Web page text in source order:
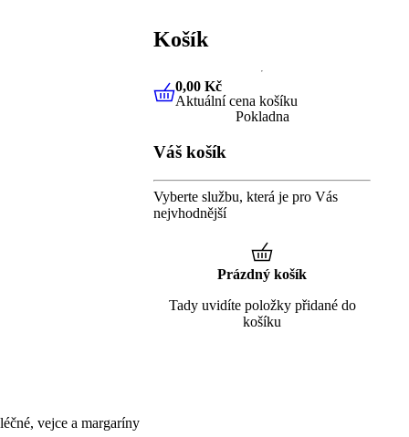
vejce a margaríny
Košík
0,00 KčAktuální cena košíku
0,00 Kč
Aktuální cena košíku
Pokladna
Váš košík
Vyberte službu, která je pro Vás
nejvhodnější
Prázdný košík
Tady uvidíte položky přidané do
košíku